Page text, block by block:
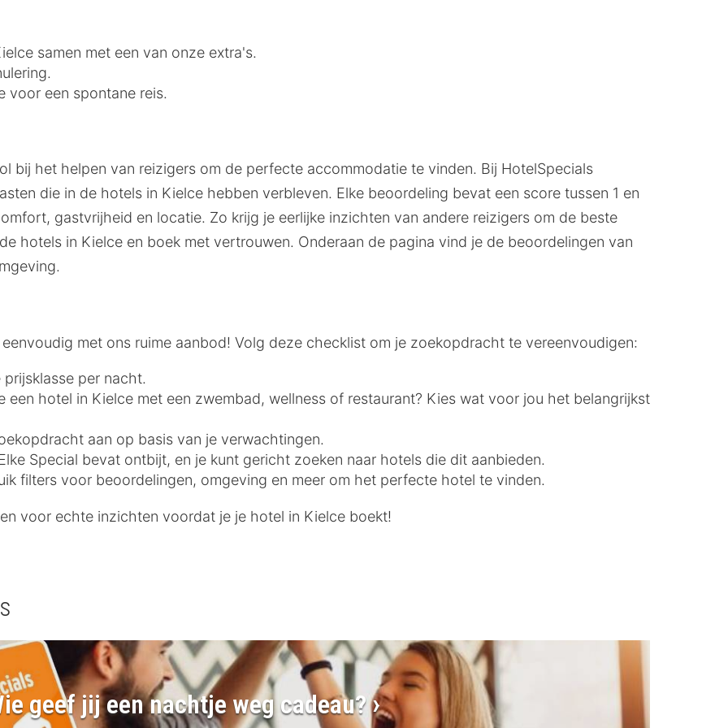
samen met een van onze extra's.
voor een spontane reis.
bij het helpen van reizigers om de perfecte accommodatie te vinden. Bij HotelSpecials
die in de hotels in Kielce hebben verbleven. Elke beoordeling bevat een score tussen 1 en
gastvrijheid en locatie. Zo krijg je eerlijke inzichten van andere reizigers om de beste
hotels in Kielce en boek met vertrouwen. Onderaan de pagina vind je de beoordelingen van
met ons ruime aanbod! Volg deze checklist om je zoekopdracht te vereenvoudigen:
per nacht.
een hotel in Kielce met een zwembad, wellness of restaurant? Kies wat voor jou het belangrijkst
aan op basis van je verwachtingen.
Special bevat ontbijt, en je kunt gericht zoeken naar hotels die dit aanbieden.
filters voor beoordelingen, omgeving en meer om het perfecte hotel te vinden.
voor echte inzichten voordat je je hotel in Kielce boekt!
geef jij een nachtje weg cadeau?